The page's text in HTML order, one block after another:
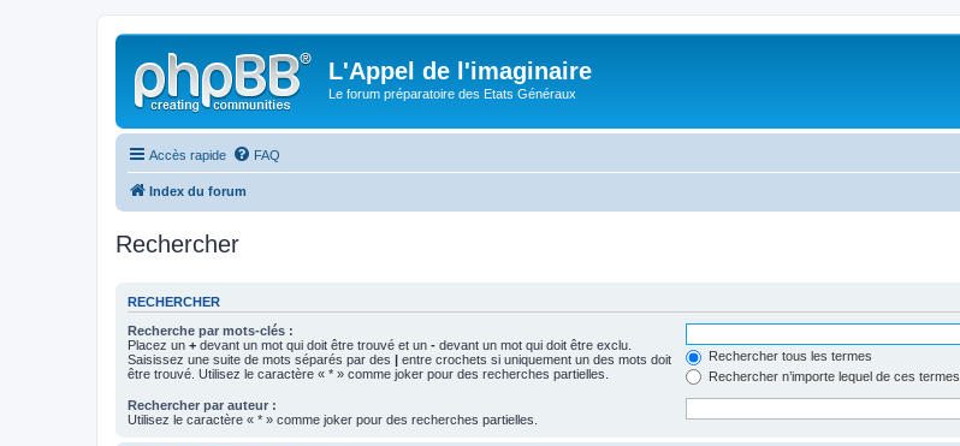
L'Appel de l'imaginaire
Le forum préparatoire des Etats Généraux
Accès rapide FAQ
Index du forum
Rechercher
RECHERCHER
Recherche par mots-clés :
Placez un + devant un mot qui doit être trouvé et un - devant un mot qui doit être exclu.
Saisissez une suite de mots séparés par des | entre crochets si uniquement un des mots doit
être trouvé. Utilisez le caractère « * » comme joker pour des recherches partielles.
Rechercher tous les termes
Rechercher n’importe lequel de ces termes
Rechercher par auteur :
Utilisez le caractère « * » comme joker pour des recherches partielles.